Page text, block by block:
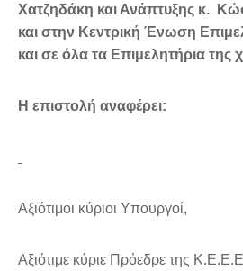
Χατζηδάκη και Ανάπτυξης κ.
και στην Κεντρική Ένωση
και σε όλα τα Επιμελητήρια της
Η επιστολή αναφέρει:
Αξιότιμοι κύριοι Υπουργοί,
Αξιότιμε κύριε Πρόεδρε της